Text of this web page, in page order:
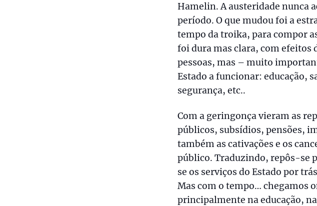
Hamelin. A austeridade nunca
período. O que mudou foi a
tempo da troika, para compor
foi dura mas clara, com efeitos
pessoas, mas – muito
Estado a funcionar: educação,
segurança, etc..
Com a geringonça vieram as
públicos, subsídios, pensões,
também as cativações e os
público. Traduzindo, repôs-se
se os serviços do Estado por
Mas com o tempo… chegamos
principalmente na educação,